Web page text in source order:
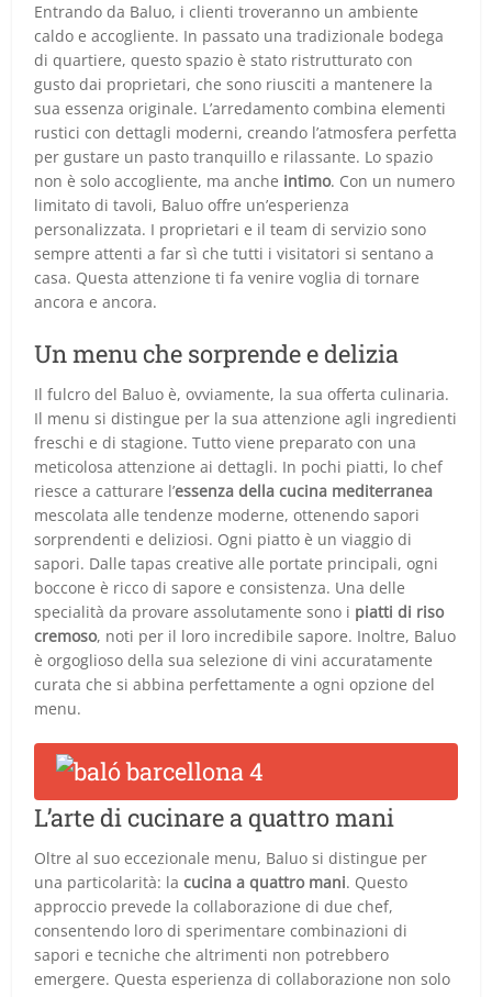
Entrando da Baluo, i clienti troveranno un ambiente
caldo e accogliente. In passato una tradizionale bodega
di quartiere, questo spazio è stato ristrutturato con
gusto dai proprietari, che sono riusciti a mantenere la
sua essenza originale. L’arredamento combina elementi
rustici con dettagli moderni, creando l’atmosfera perfetta
per gustare un pasto tranquillo e rilassante. Lo spazio
non è solo accogliente, ma anche intimo. Con un numero
limitato di tavoli, Baluo offre un’esperienza
personalizzata. I proprietari e il team di servizio sono
sempre attenti a far sì che tutti i visitatori si sentano a
casa. Questa attenzione ti fa venire voglia di tornare
ancora e ancora.
Un menu che sorprende e delizia
Il fulcro del Baluo è, ovviamente, la sua offerta culinaria.
Il menu si distingue per la sua attenzione agli ingredienti
freschi e di stagione. Tutto viene preparato con una
meticolosa attenzione ai dettagli. In pochi piatti, lo chef
riesce a catturare l’essenza della cucina mediterranea
mescolata alle tendenze moderne, ottenendo sapori
sorprendenti e deliziosi. Ogni piatto è un viaggio di
sapori. Dalle tapas creative alle portate principali, ogni
boccone è ricco di sapore e consistenza. Una delle
specialità da provare assolutamente sono i piatti di riso
cremoso, noti per il loro incredibile sapore. Inoltre, Baluo
è orgoglioso della sua selezione di vini accuratamente
curata che si abbina perfettamente a ogni opzione del
menu.
L’arte di cucinare a quattro mani
Oltre al suo eccezionale menu, Baluo si distingue per
una particolarità: lacucina a quattro mani. Questo
approccio prevede la collaborazione di due chef,
consentendo loro di sperimentare combinazioni di
sapori e tecniche che altrimenti non potrebbero
emergere. Questa esperienza di collaborazione non solo